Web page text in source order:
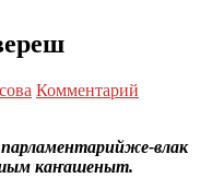
Комментарий
влак
каҥашеныт.